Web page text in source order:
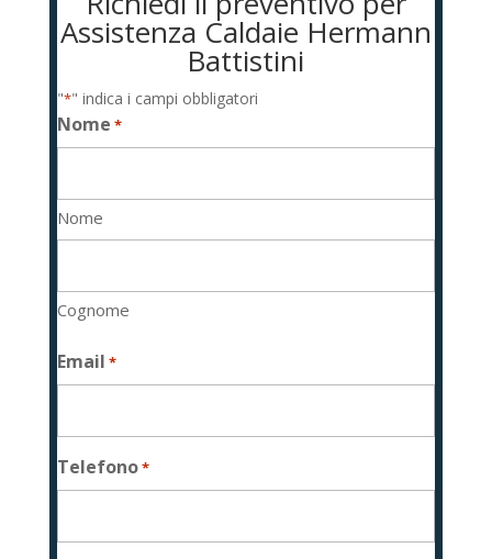
Assistenza Caldaie Hermann
Battistini
"*" indica i campi obbligatori
Nome *
Nome
Cognome
Email *
Telefono*